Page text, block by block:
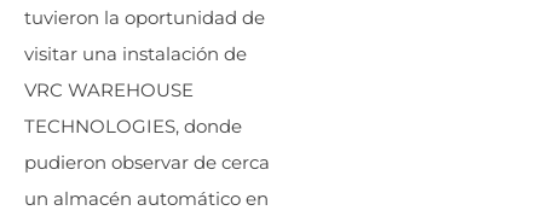
tuvieron la oportunidad de
visitar una instalación de
VRC WAREHOUSE
TECHNOLOGIES, donde
pudieron observar de cerca
un almacén automático en